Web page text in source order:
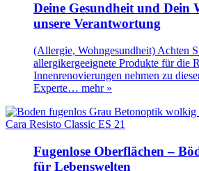
Deine Gesundheit und Dein
unsere Verantwortung
(Allergie, Wohngesundheit) Achten
allergikergeeignete Produkte für die
Innenrenovierungen nehmen zu
Experte… mehr »
Fugenlose Oberflächen –
für Lebenswelten